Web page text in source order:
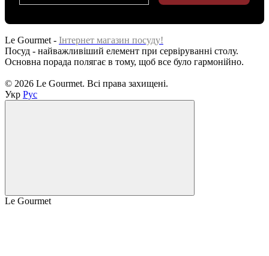
Le Gourmet - Інтернет магазин посуду!
Посуд - найважливіший елемент при сервіруванні столу.
Основна порада полягає в тому, щоб все було гармонійно.
© 2026 Le Gourmet. Всі права захищені.
Укр Рус
Le Gourmet